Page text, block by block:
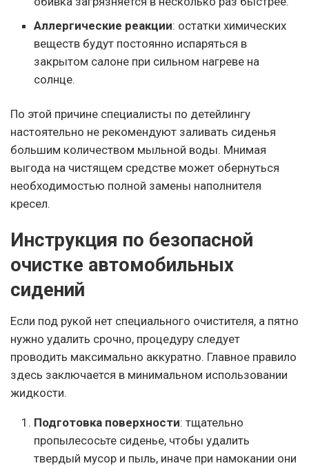
Аллергические реакции: остатки химических
веществ будут постоянно испаряться в
закрытом салоне при сильном нагреве на
солнце.
По этой причине специалисты по детейлингу
настоятельно не рекомендуют заливать сиденья
большим количеством мыльной воды. Мнимая
выгода на чистящем средстве может обернуться
необходимостью полной замены наполнителя
кресел.
Инструкция по безопасной
очистке автомобильных
сидений
Если под рукой нет специального очистителя, а пятно
нужно удалить срочно, процедуру следует
проводить максимально аккуратно. Главное правило
здесь заключается в минимальном использовании
жидкости.
Подготовка поверхности: тщательно
пропылесосьте сиденье, чтобы удалить
твердый мусор и пыль, иначе при намокании они